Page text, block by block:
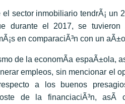
sector inmobiliario tendrÃ¡ un
durante el 2017, se tuvieron
en comparaciÃ³n con un
de la economÃ­a espaÃ±ola,
empleos, sin mencionar el
a los buenos
de la financiaciÃ³n, asÃ­